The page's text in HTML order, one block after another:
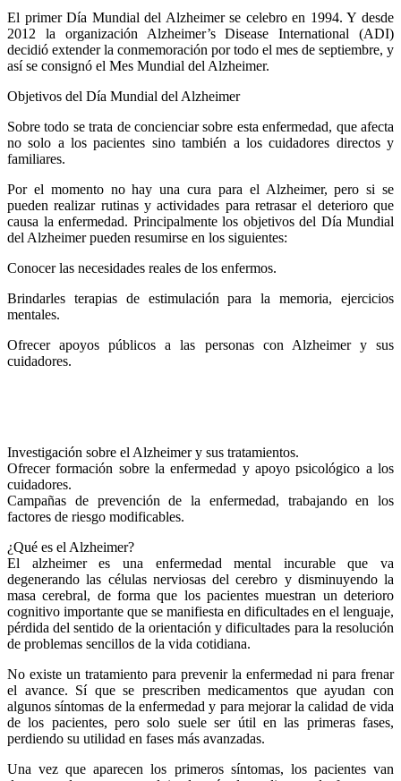
El primer Día Mundial del Alzheimer se celebro en 1994. Y desde
2012 la organización Alzheimer’s Disease International (ADI)
decidió extender la conmemoración por todo el mes de septiembre, y
así se consignó el Mes Mundial del Alzheimer.
Objetivos del Día Mundial del Alzheimer
Sobre todo se trata de concienciar sobre esta enfermedad, que afecta
no solo a los pacientes sino también a los cuidadores directos y
familiares.
Por el momento no hay una cura para el Alzheimer, pero si se
pueden realizar rutinas y actividades para retrasar el deterioro que
causa la enfermedad. Principalmente los objetivos del Día Mundial
del Alzheimer pueden resumirse en los siguientes:
Conocer las necesidades reales de los enfermos.
Brindarles terapias de estimulación para la memoria, ejercicios
mentales.
Ofrecer apoyos públicos a las personas con Alzheimer y sus
cuidadores.
Investigación sobre el Alzheimer y sus tratamientos.
Ofrecer formación sobre la enfermedad y apoyo psicológico a los
cuidadores.
Campañas de prevención de la enfermedad, trabajando en los
factores de riesgo modificables.
¿Qué es el Alzheimer?
El alzheimer es una enfermedad mental incurable que va
degenerando las células nerviosas del cerebro y disminuyendo la
masa cerebral, de forma que los pacientes muestran un deterioro
cognitivo importante que se manifiesta en dificultades en el lenguaje,
pérdida del sentido de la orientación y dificultades para la resolución
de problemas sencillos de la vida cotidiana.
No existe un tratamiento para prevenir la enfermedad ni para frenar
el avance. Sí que se prescriben medicamentos que ayudan con
algunos síntomas de la enfermedad y para mejorar la calidad de vida
de los pacientes, pero solo suele ser útil en las primeras fases,
perdiendo su utilidad en fases más avanzadas.
Una vez que aparecen los primeros síntomas, los pacientes van